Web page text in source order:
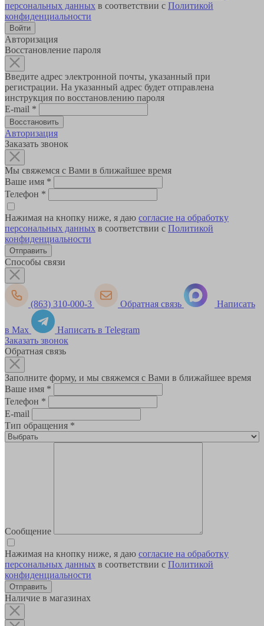
персональных данных в соответствии с Политикой
конфиденциальности
Авторизация
Восстановление пароля
Введите адрес электронной почты, указанный при
регистрации. На указанный адрес будет отправлена
инструкция по восстановлению пароля
E-mail *
Авторизация
Заказать звонок
Мы свяжемся с Вами в ближайшее время
Ваше имя *
Телефон *
Нажимая на кнопку ниже, я даю согласие на обработку
персональных данных в соответствии с Политикой
конфиденциальности
Способы связи
(863) 310-000-3 Обратная связь Написать
в Max
Написать в Telegram
Заказать звонок
Обратная связь
Заполните форму, и мы свяжемся с Вами в ближайшее время
Ваше имя *
Телефон *
E-mail
Тип обращения *
Сообщение
Нажимая на кнопку ниже, я даю согласие на обработку
персональных данных в соответствии с Политикой
конфиденциальности
Наличие в магазинах